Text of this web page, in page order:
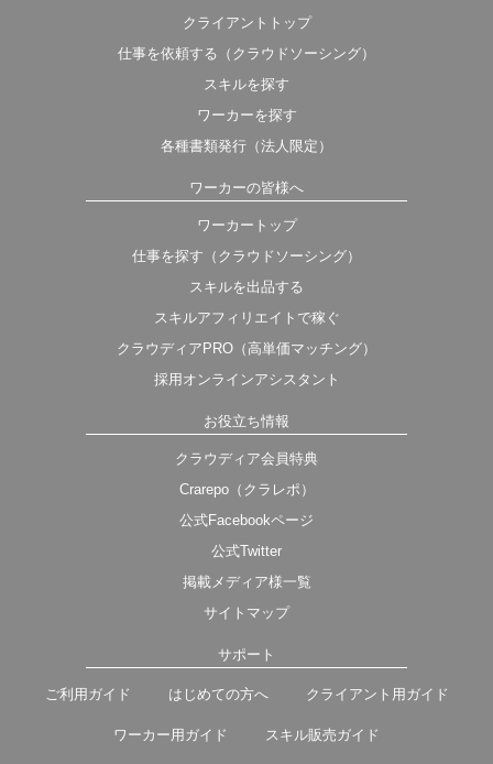
クライアントトップ
仕事を依頼する（クラウドソーシング）
スキルを探す
ワーカーを探す
各種書類発行（法人限定）
ワーカーの皆様へ
ワーカートップ
仕事を探す（クラウドソーシング）
スキルを出品する
スキルアフィリエイトで稼ぐ
クラウディアPRO（高単価マッチング）
採用オンラインアシスタント
お役立ち情報
クラウディア会員特典
Crarepo（クラレポ）
公式Facebookページ
公式Twitter
掲載メディア様一覧
サイトマップ
サポート
ご利用ガイド はじめての方へ クライアント用ガイド
ワーカー用ガイド スキル販売ガイド